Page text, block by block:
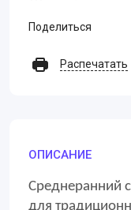
Поделиться
Распечатать
ОПИСАНИЕ
Среднеранний
для